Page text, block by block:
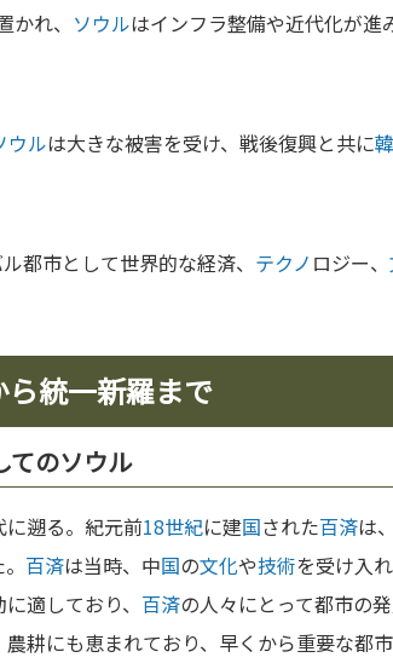
かれ、 ソウルはインフラ整備や近代化が進
ウルは大きな被害を受け、戦後復興と共に
都市として世界的な経済、 テクノ ロジー、
統一新羅まで
てのソウル
に遡る。紀元前18世紀に建国された百済は、
百済は当時、中国の文化や技術を受け入れ
適しており、 百済の人々にとって都市の
耕にも恵まれており、早くから重要な都市